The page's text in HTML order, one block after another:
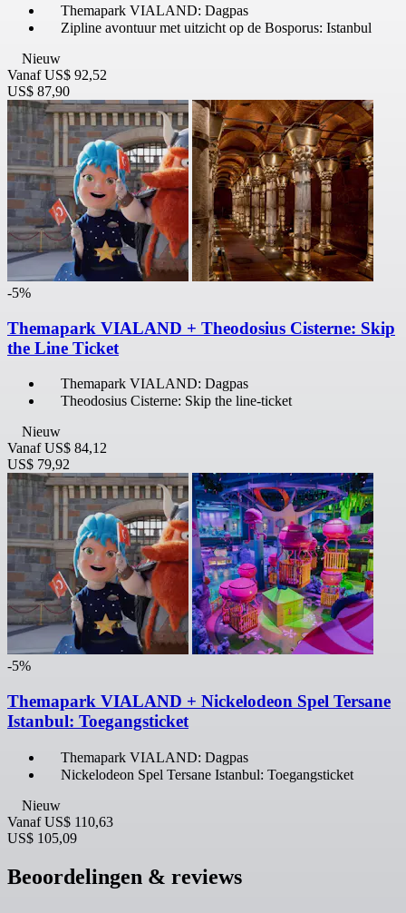
Themapark VIALAND: Dagpas
Zipline avontuur met uitzicht op de Bosporus: Istanbul
Nieuw
Vanaf US$ 92,52
US$ 87,90
-5%
Themapark VIALAND + Theodosius Cisterne: Skip
the Line Ticket
Themapark VIALAND: Dagpas
Theodosius Cisterne: Skip the line-ticket
Nieuw
Vanaf US$ 84,12
US$ 79,92
-5%
Themapark VIALAND + Nickelodeon Spel Tersane
Istanbul: Toegangsticket
Themapark VIALAND: Dagpas
Nickelodeon Spel Tersane Istanbul: Toegangsticket
Nieuw
Vanaf US$ 110,63
US$ 105,09
Beoordelingen & reviews